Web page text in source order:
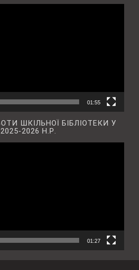
01:55
ШКІЛЬНОЇ БІБЛІОТЕКИ У
2025-2026 Н.Р.
01:27